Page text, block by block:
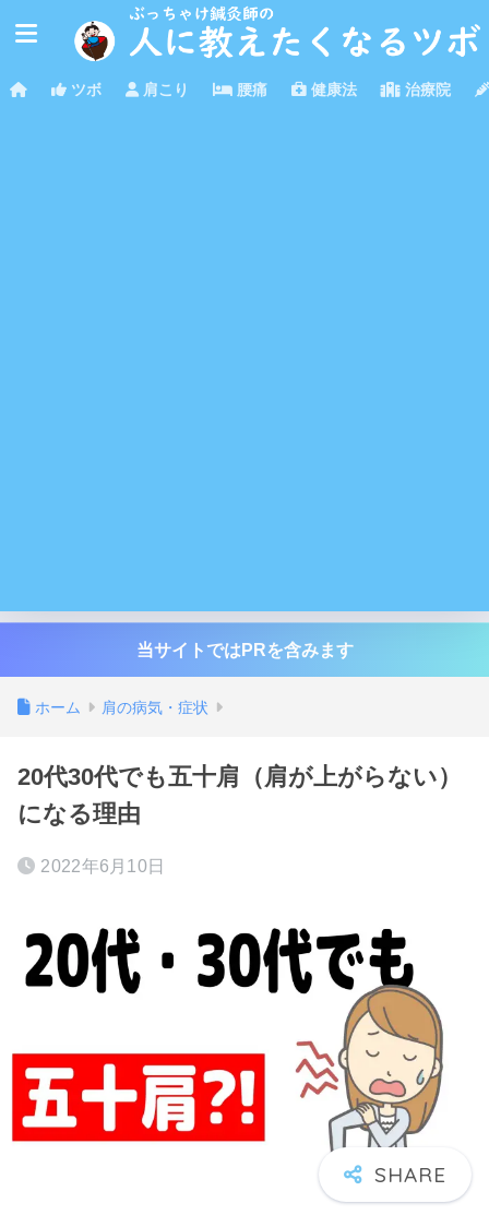
ツボ 肩こり 腰痛 健康法 治療院
当サイトではPRを含みます
ホーム 肩の病気・症状
20代30代でも五十肩（肩が上がらない）
になる理由
2022年6月10日